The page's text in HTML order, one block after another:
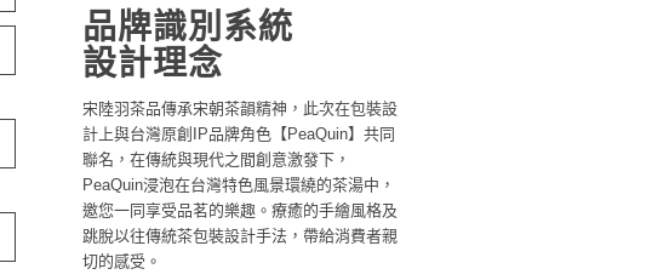
品牌識別系統
設計理念
宋陸羽茶品傳承宋朝茶韻精神，此次在包裝設
計上與台灣原創IP品牌角色【PeaQuin】共同
聯名，在傳統與現代之間創意激發下，
PeaQuin浸泡在台灣特色風景環繞的茶湯中，
邀您一同享受品茗的樂趣。療癒的手繪風格及
跳脫以往傳統茶包裝設計手法，帶給消費者親
切的感受。